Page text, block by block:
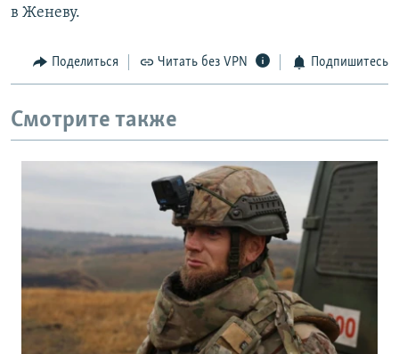
в Женеву.
Поделиться Читать без VPN Подпишитесь
Смотрите также